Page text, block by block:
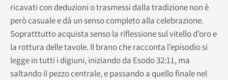
ricavati con deduzioni o trasmessi dalla tradizione non è
però casuale e dà un senso completo alla celebrazione.
Sopratttutto acquista senso la riflessione sul vitello d’oro e
la rottura delle tavole. Il brano che racconta l’episodio si
legge in tutti i digiuni, iniziando da Esodo 32:11, ma
saltando il pezzo centrale, e passando a quello finale nel